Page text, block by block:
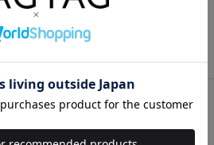
UP BRAND
バイヤーの厳選ブランド
WOMEN ALL